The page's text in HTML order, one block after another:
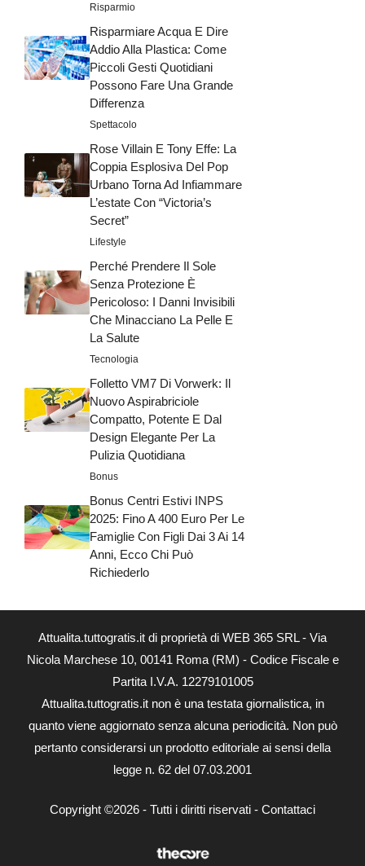
Risparmio
Risparmiare Acqua E Dire
Addio Alla Plastica: Come
Piccoli Gesti Quotidiani
Possono Fare Una Grande
Differenza
Spettacolo
Rose Villain E Tony Effe: La
Coppia Esplosiva Del Pop
Urbano Torna Ad Infiammare
L’estate Con “Victoria’s
Secret”
Lifestyle
Perché Prendere Il Sole
Senza Protezione È
Pericoloso: I Danni Invisibili
Che Minacciano La Pelle E
La Salute
Tecnologia
Folletto VM7 Di Vorwerk: Il
Nuovo Aspirabriciole
Compatto, Potente E Dal
Design Elegante Per La
Pulizia Quotidiana
Bonus
Bonus Centri Estivi INPS
2025: Fino A 400 Euro Per Le
Famiglie Con Figli Dai 3 Ai 14
Anni, Ecco Chi Può
Richiederlo
Attualita.tuttogratis.it di proprietà di WEB 365 SRL - Via
Nicola Marchese 10, 00141 Roma (RM) - Codice Fiscale e
Partita I.V.A. 12279101005
Attualita.tuttogratis.it non è una testata giornalistica, in
quanto viene aggiornato senza alcuna periodicità. Non può
pertanto considerarsi un prodotto editoriale ai sensi della
legge n. 62 del 07.03.2001
Copyright ©2026 - Tutti i diritti riservati - Contattaci